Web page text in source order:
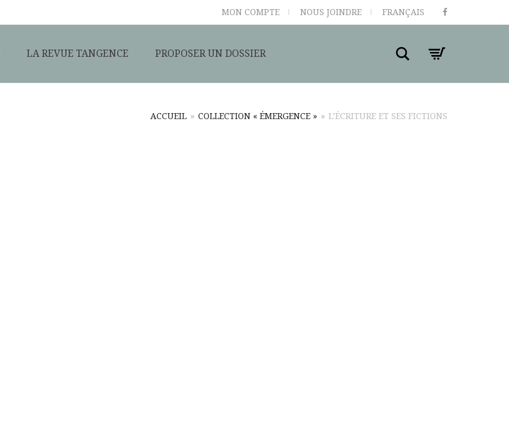
MON COMPTE NOUS JOINDRE FRANÇAIS
LA REVUE TANGENCE PROPOSER UN DOSSIER Search
ACCUEIL » COLLECTION « ÉMERGENCE » » L’ÉCRITURE ET SES FICTIONS